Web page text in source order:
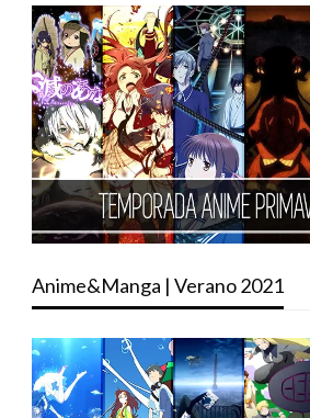
Anime&Manga | Verano 2021